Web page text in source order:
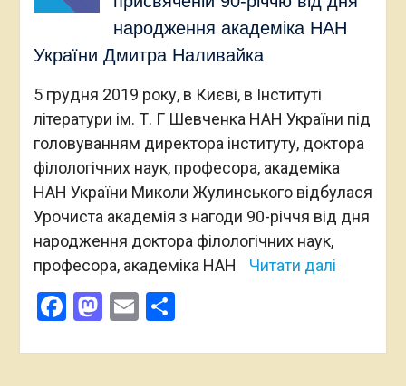
народження академіка НАН
України Дмитра Наливайка
5 грудня 2019 року, в Києві, в Інституті
літератури ім. Т. Г Шевченка НАН України під
головуванням директора інституту, доктора
філологічних наук, професора, академіка
НАН України Миколи Жулинського відбулася
Урочиста академія з нагоди 90-річчя від дня
народження доктора філологічних наук,
професора, академіка НАН
Читати далі
Facebook
Mastodon
EmailПоділитися